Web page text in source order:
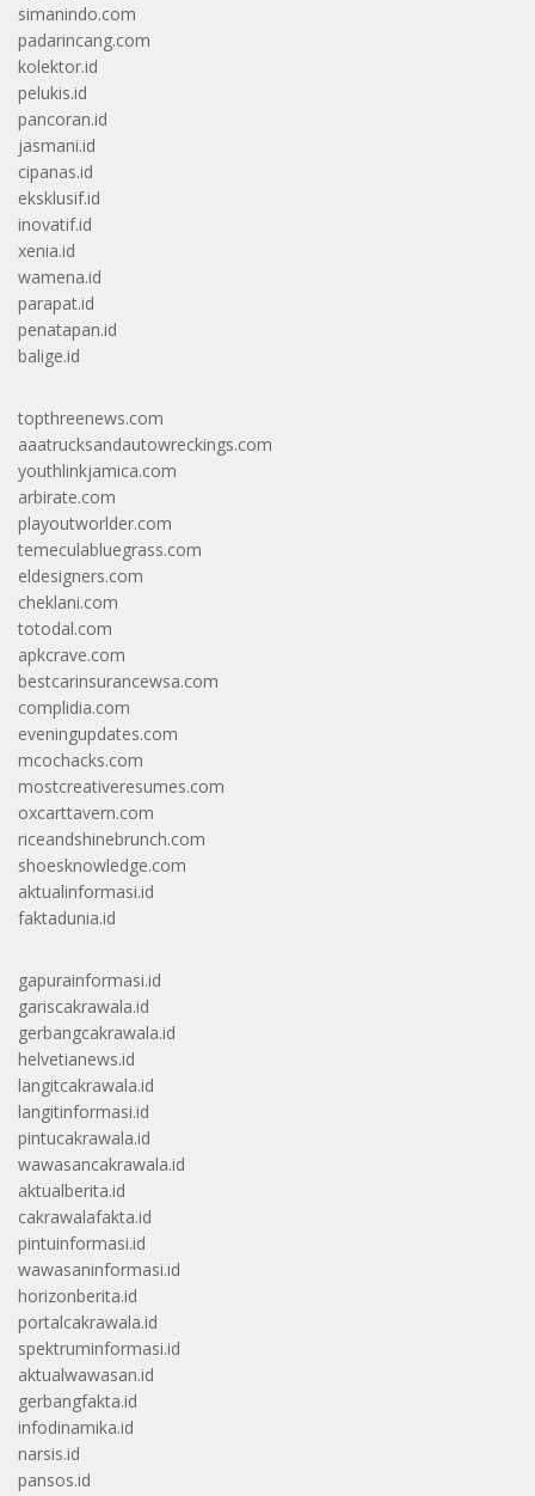
simanindo.com
padarincang.com
kolektor.id
pelukis.id
pancoran.id
jasmani.id
cipanas.id
eksklusif.id
inovatif.id
xenia.id
wamena.id
parapat.id
penatapan.id
balige.id
topthreenews.com
aaatrucksandautowreckings.com
youthlinkjamica.com
arbirate.com
playoutworlder.com
temeculabluegrass.com
eldesigners.com
cheklani.com
totodal.com
apkcrave.com
bestcarinsurancewsa.com
complidia.com
eveningupdates.com
mcochacks.com
mostcreativeresumes.com
oxcarttavern.com
riceandshinebrunch.com
shoesknowledge.com
aktualinformasi.id
faktadunia.id
gapurainformasi.id
gariscakrawala.id
gerbangcakrawala.id
helvetianews.id
langitcakrawala.id
langitinformasi.id
pintucakrawala.id
wawasancakrawala.id
aktualberita.id
cakrawalafakta.id
pintuinformasi.id
wawasaninformasi.id
horizonberita.id
portalcakrawala.id
spektruminformasi.id
aktualwawasan.id
gerbangfakta.id
infodinamika.id
narsis.id
pansos.id